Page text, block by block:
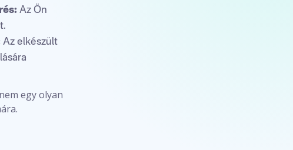
Az Ön
Az elkészült
egy olyan